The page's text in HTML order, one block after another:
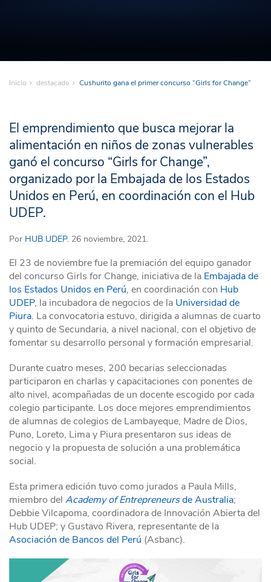
Inicio destacado Cushurito gana el primer concurso “Girls for Change”
El emprendimiento que busca mejorar la
alimentación en niños de zonas vulnerables
ganó el concurso “Girls for Change”,
organizado por la Embajada de los Estados
Unidos en Perú, en coordinación con el Hub
UDEP.
Por HUB UDEP. 26 noviembre, 2021.
El 23 de noviembre fue la premiación del equipo ganador
del concurso Girls for Change, iniciativa de la Embajada de
los Estados Unidos en Perú, en coordinación con Hub
UDEP, la incubadora de negocios de la Universidad de
Piura. La convocatoria estuvo, dirigida a alumnas de cuarto
y quinto de Secundaria, a nivel nacional, con el objetivo de
fomentar su desarrollo personal y formación empresarial.
Durante cuatro meses, 200 becarias seleccionadas
participaron en charlas y capacitaciones con ponentes de
alto nivel, acompañadas de un docente escogido por cada
colegio participante. Los doce mejores emprendimientos
de alumnas de colegios de Lambayeque, Madre de Dios,
Puno, Loreto, Lima y Piura presentaron sus ideas de
negocio y la propuesta de solución a una problemática
social.
Esta primera edición tuvo como jurados a Paula Mills,
miembro del Academy of Entrepreneursde Australia;
Debbie Vilcapoma, coordinadora de Innovación Abierta del
Hub UDEP; y Gustavo Rivera, representante de la
Asociación de Bancos del Perú (Asbanc).